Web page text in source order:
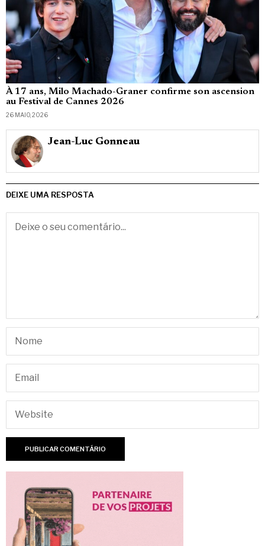
À 17 ans, Milo Machado-Graner confirme son ascension
au Festival de Cannes 2026
26 MAIO, 2026
Jean-Luc Gonneau
DEIXE UMA RESPOSTA